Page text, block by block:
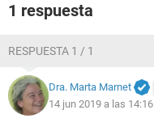
1 respuesta
RESPUESTA 1 / 1
Dra. Marta Marnet
14 jun 2019 a las 14:16